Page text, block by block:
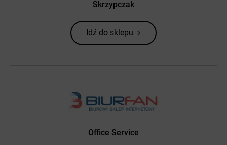
Skrzypczak
Idź do sklepu
Office Service